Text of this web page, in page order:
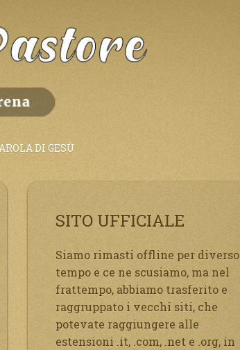
DI GESÙ
SITO UFFICIALE
Siamo rimasti offline per diverso
tempo e ce ne scusiamo, ma nel
frattempo, abbiamo trasferito e
raggruppato i vecchi siti, che
potevate raggiungere alle
estensioni .it, .com, .net e .org, in